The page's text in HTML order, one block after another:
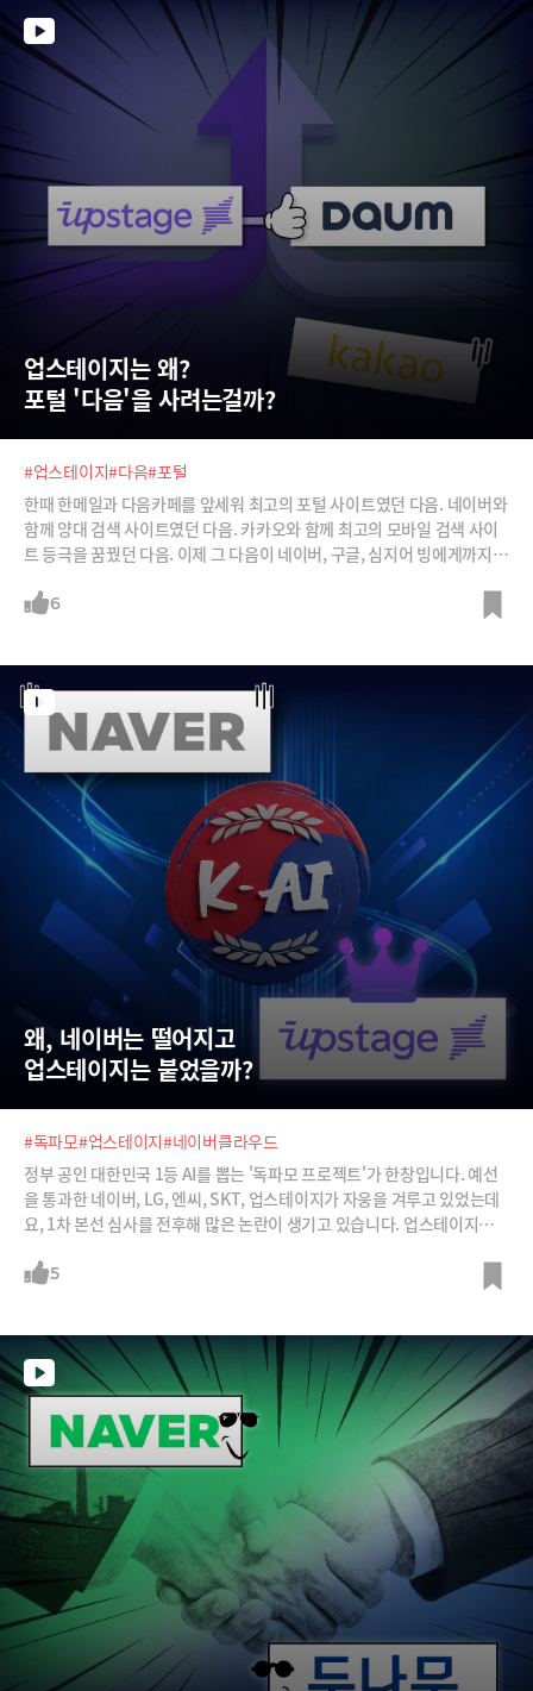
수, 박승대 박사가 설명합니다.
업스테이지는 왜?
포털 '다음'을 사려는걸까?
#업스테이지#다음#포털
한때 한메일과 다음카페를 앞세워 최고의 포털 사이트였던 다음. 네이버와
함께 양대 검색 사이트였던 다음. 카카오와 함께 최고의 모바일 검색 사이
트 등극을 꿈꿨던 다음. 이제 그 다음이 네이버, 구글, 심지어 빙에게까지
져 나와 지금은 독립 법인으로 운영되고 있죠.그런 다음을 업스테이지가
오와 업스테이지는 어떤 관계가 되는 것일까요? 이번 주간 브리핑에서는
심재석 바이라인네트워크 대표, 최용식 아웃스탠딩 창업자와 함께 업스테
이지와 다음의 현재와 미래에 대해 파헤쳐 봅니다.
6
왜, 네이버는 떨어지고
업스테이지는 붙었을까?
#독파모#업스테이지#네이버클라우드
정부 공인 대한민국 1등 AI를 뽑는 '독파모 프로젝트'가 한창입니다. 예선
을 통과한 네이버, LG, 엔씨, SKT, 업스테이지가 자웅을 겨루고 있었는데
요, 1차 본선 심사를 전후해 많은 논란이 생기고 있습니다. 업스테이지가
있었구요, 막상 본선 결과가 발표되고 나니 업스테이지는 합격을 하고 네
라우드까지 두 팀이 동시 탈락하게 되면서 공석이 1개 발생했구요, 정부는
빈 자리를 패자부활전을 통해 메우기로 했습니다. 혼돈에 휩싸인 독파모
프로젝트를 심재석 바이라인네트워크 대표, 최용식 아웃스탠딩 창업자와
함께 짚어 봅니다.
5